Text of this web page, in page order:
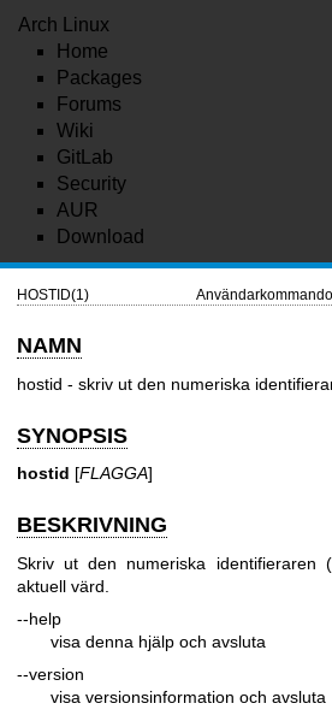
Arch Linux
Home
Packages
Forums
Wiki
GitLab
Security
AUR
Download
HOSTID(1)
NAMN
hostid - skriv ut den numeriska
SYNOPSIS
hostid [FLAGGA]
BESKRIVNING
Skriv ut den numeriska identifieraren
aktuell värd.
--help
visa denna hjälp och avsluta
--version
visa versionsinformation och avsluta